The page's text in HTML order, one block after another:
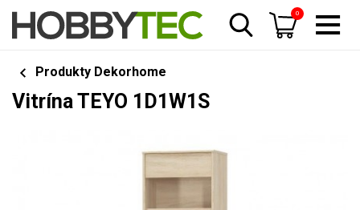
0
Produkty Dekorhome
Vitrína TEYO 1D1W1S